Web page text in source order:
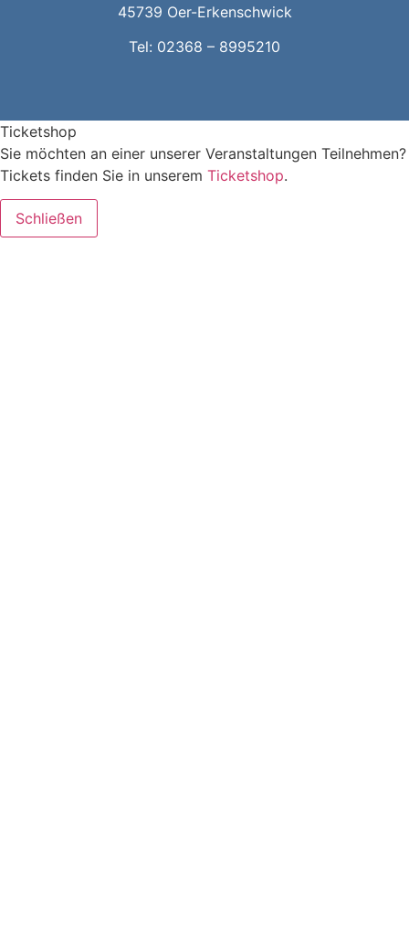
45739 Oer-Erkenschwick
Tel: 02368 – 8995210
Ticketshop
Sie möchten an einer unserer Veranstaltungen Teilnehmen?
Tickets finden Sie in unserem Ticketshop.
Schließen